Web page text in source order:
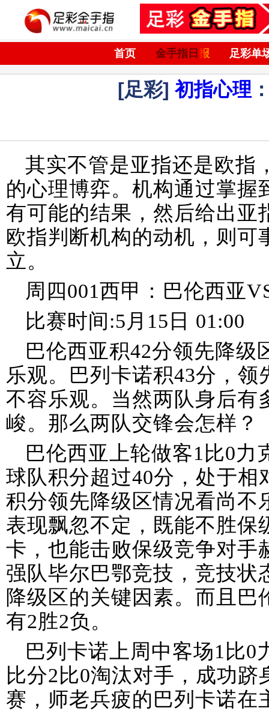
首页 金手指日报 足彩单
[足彩]初指心理
其实不管是亚指还是欧指
的心理博弈。机构通过掌握
有可能的结果，然后给出亚
欧指判断机构的动机，则可
立。
周四001西甲：巴伦西亚
比赛时间:5月15日 01:00
巴伦西亚积42分领先降级
乐观。巴列卡诺积43分，
不容乐观。当然两队身后有
峻。那么两队交锋会怎样？
巴伦西亚上轮做客1比0
球队积分超过40分，处于
积分领先降级区情况看尚不
表现飘忽不定，既能不胜保
卡，也能击败保级竞争对手
强队毕尔巴鄂竞技，竞技状
降级区的关键因素。而且
有2胜2负。
巴列卡诺上周中客场1比
比分2比0淘汰对手，成功
赛，师老兵疲的巴列卡诺在